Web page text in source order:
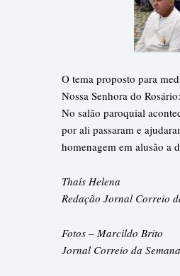
O tema proposto para
Nossa Senhora do
No salão paroquial
por ali passaram e
homenagem em alusão a
Thaís Helena
Redação Jornal Correio
Fotos – Marcildo Brito
Jornal Correio da Semana